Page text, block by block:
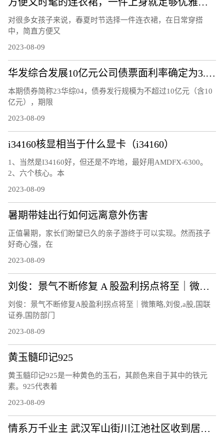
对很多女孩子来说，春夏时节选择一件连衣裙，在日常穿搭
中，简直方便又
2023-08-09
华发综合发展10亿元公司债票面利率确定为3.37%
本期债券简称23华综04，债券发行规模为不超过10亿元（含10
亿元），期限
2023-08-09
i34160核显相当于什么显卡（i34160）
1、当然是I34160好，但还是不咋地，最好用AMDFX-6300。
2、六个核心。本
2023-08-09
暑期带娃出行如何远离意外伤害
正值暑期，家长们盼望已久的亲子游终于可以实现。然而孩子
好奇心强，在
2023-08-09
刘俊：景气不断修复 A 股盈利拐点将至｜微策略
刘俊：景气不断修复A股盈利拐点将至｜微策略,刘俊,a股,国联
证券,国防部门
2023-08-09
黄玉髓印记925
黄玉髓印记925是一种黄色的玉石，其颜色来自于其中的铁元
素。925代表着
2023-08-09
情系万千业主 武汉军山街川江池社区收到居民点赞锦旗